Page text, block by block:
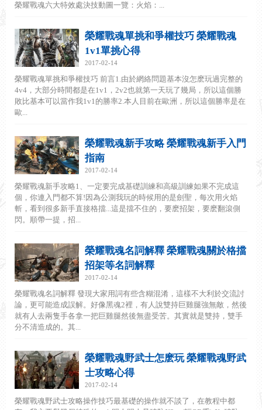
榮耀戰魂六大特效處決技動圖一覽：火焰：...
榮耀戰魂單挑和爭權技巧 榮耀戰魂
1v1單挑心得
2017-02-14
榮耀戰魂單挑和爭權技巧 前言1.由於網絡問題基本沒怎麽玩過完整的
4v4，大部分時間都是在1v1，2v2也就第一天玩了幾局，所以這個勝
敗比基本可以當作我1v1的勝率2.本人目前在歐洲，所以這個勝率是在
歐...
榮耀戰魂新手攻略 榮耀戰魂新手入門
指南
2017-02-14
榮耀戰魂新手攻略1、一定要完成基礎訓練和高級訓練如果不完成這
個，你連入門都不算!因為公測我玩的時候用的是劍聖，每次用火焰
斬，看到很多新手直接格擋...這是擋不住的，要麽招架，要麽翻滾側
閃。順帶一提，招...
榮耀戰魂名詞解釋 榮耀戰魂關於格擋
招架等名詞解釋
2017-02-14
榮耀戰魂名詞解釋 發現大家用詞有些含糊混淆，這樣不大利於交流討
論，更可能造成誤解。好像黑魂2裡，有人說雙持巨雞腿強無敵，然後
就有人去兩隻手各拿一把巨雞腿然後無盡受苦。其實就是雙持，雙手
分不清造成的。其...
榮耀戰魂野武士怎麽玩 榮耀戰魂野武
士攻略心得
2017-02-14
榮耀戰魂野武士攻略操作技巧最基礎的操作就不談了，在教程中都